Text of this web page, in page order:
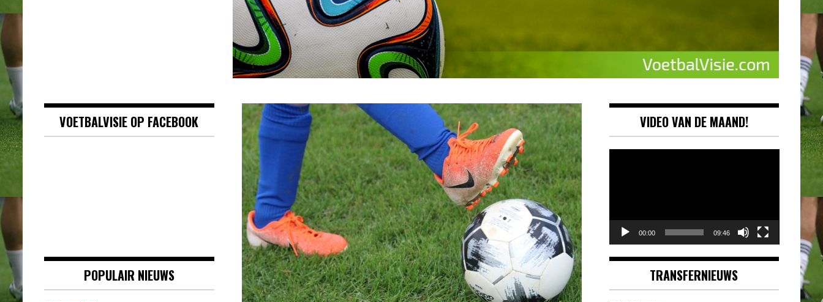
VOETBALVISIE OP FACEBOOK
POPULAIR NIEUWS
VIDEO VAN DE MAAND!
00:00 09:46
TRANSFERNIEUWS